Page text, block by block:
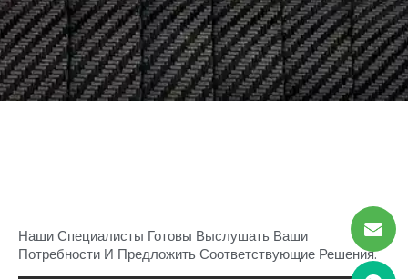
Наши Специалисты Готовы Выслушать Ваши
Потребности И Предложить Соответствующие Решения.